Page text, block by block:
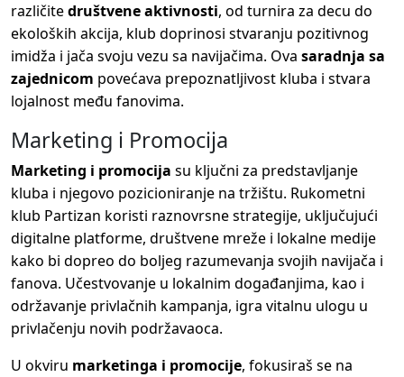
različitedruštvene aktivnosti, od turnira za decu do
ekoloških akcija, klub doprinosi stvaranju pozitivnog
imidža i jača svoju vezu sa navijačima. Ova saradnja sa
zajednicom povećava prepoznatljivost kluba i stvara
lojalnost među fanovima.
Marketing i Promocija
Marketing i promocija su ključni za predstavljanje
kluba i njegovo pozicioniranje na tržištu. Rukometni
klub Partizan koristi raznovrsne strategije, uključujući
digitalne platforme, društvene mreže i lokalne medije
kako bi dopreo do boljeg razumevanja svojih navijača i
fanova. Učestvovanje u lokalnim događanjima, kao i
održavanje privlačnih kampanja, igra vitalnu ulogu u
privlačenju novih podržavaoca.
U okviru marketinga i promocije, fokusiraš se na